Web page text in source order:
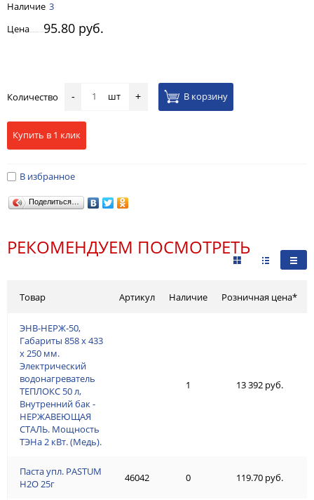
Наличие 3
Цена
95.80 руб.
Количество - шт + В корзину
Купить в 1 клик
В избранное
Поделиться…
РЕКОМЕНДУЕМ ПОСМОТРЕТЬ
Товар
ЭНВ-НЕРЖ-50,
Габариты 858 х 433
х 250 мм.
Электрический
водонагреватель
ТЕПЛОКС 50 л,
Внутренний бак -
НЕРЖАВЕЮЩАЯ
СТАЛЬ. Мощность
ТЭНа 2 кВт. (Медь).
Паста упл. PASTUM
H2О 25г
Артикул Наличие Розничная цена*
1 13 392 руб.
46042 0 119.70 руб.